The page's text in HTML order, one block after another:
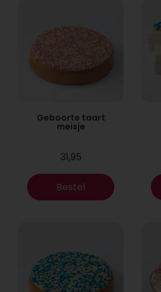
Geboorte taart
meisje
31,95
Bestel